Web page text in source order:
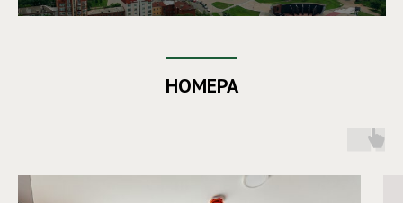
НОМЕРА